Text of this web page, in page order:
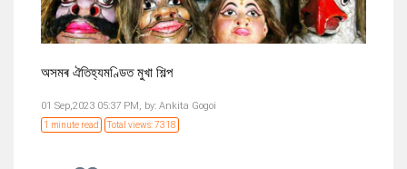
অসমৰ ঐতিহ্যমণ্ডিত মুখা শিল্প
01 Sep,2023 05:37 PM, by: Ankita Gogoi
1 minute read Total views: 7318